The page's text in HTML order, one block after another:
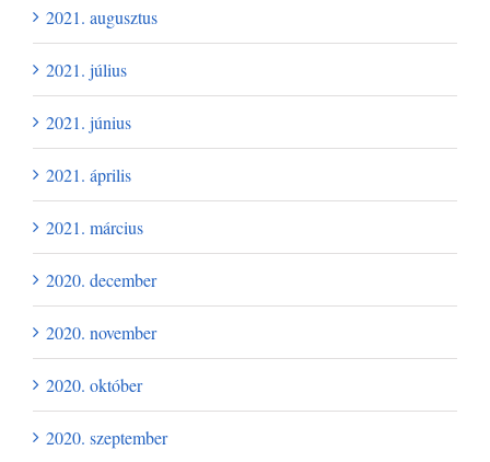
2021. augusztus
2021. július
2021. június
2021. április
2021. március
2020. december
2020. november
2020. október
2020. szeptember